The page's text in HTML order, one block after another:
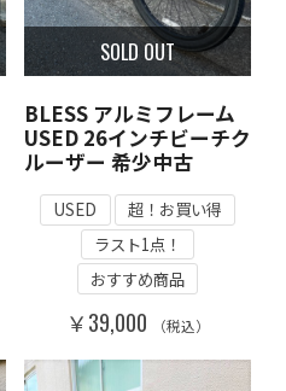
SOLD OUT
BLESS アルミフレーム
USED 26インチビーチク
ルーザー 希少中古
USED
超！お買い得
ラスト1点！
おすすめ商品
￥39,000 （税込）